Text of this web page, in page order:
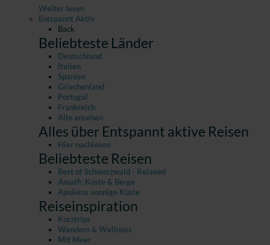
Weiter lesen
Entspannt Aktiv
Back
Beliebteste Länder
Deutschland
Italien
Spanien
Griechenland
Portugal
Frankreich
Alle ansehen
Alles über Entspannt aktive Reisen
Hier nachlesen
Beliebteste Reisen
Best of Schwarzwald - Relaxed
Amalfi: Küste & Berge
Apuliens sonnige Küste
Reiseinspiration
Kurztrips
Wandern & Wellness
Mit Meer